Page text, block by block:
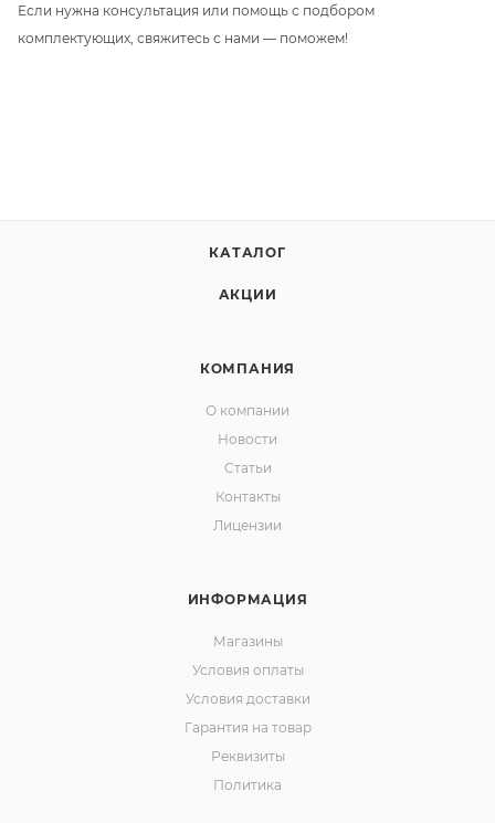
Если нужна консультация или помощь с подбором
комплектующих, свяжитесь с нами — поможем!
КАТАЛОГ
АКЦИИ
КОМПАНИЯ
О компании
Новости
Статьи
Контакты
Лицензии
ИНФОРМАЦИЯ
Магазины
Условия оплаты
Условия доставки
Гарантия на товар
Реквизиты
Политика